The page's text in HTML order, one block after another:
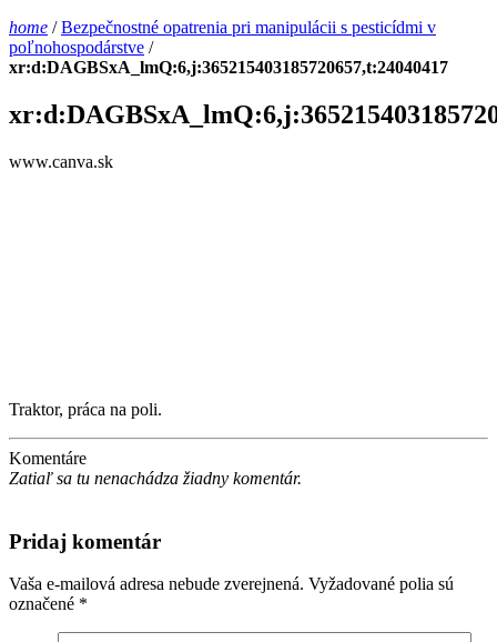
home /Bezpečnostné opatrenia pri manipulácii s pesticídmi v
poľnohospodárstve /
xr:d:DAGBSxA_lmQ:6,j:365215403185720657,t:24040417
www.canva.sk
Traktor, práca na poli.
Komentáre
Zatiaľ sa tu nenachádza žiadny komentár.
Pridaj komentár
Vaša e-mailová adresa nebude zverejnená. Vyžadované polia sú
označené *